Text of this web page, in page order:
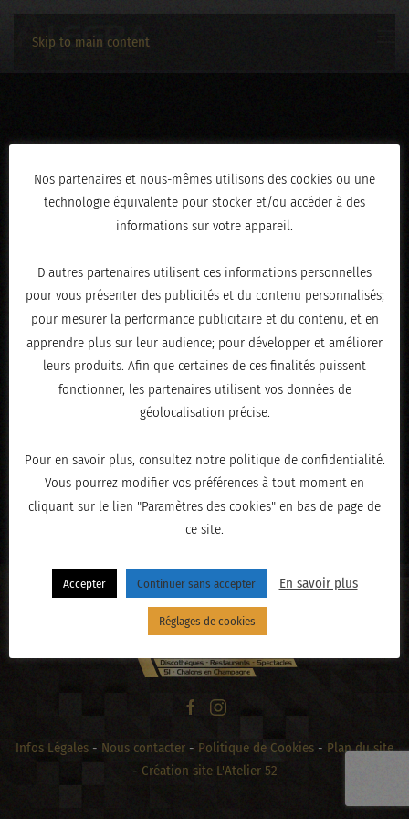
Skip to main content
3C2A4075
ÉCRIT LEFÉVRIER 19, 2026
« PRÉCÉDENT
Infos Légales - Nous contacter - Politique de Cookies - Plan du site
- Création site L'Atelier 52
Nos partenaires et nous-mêmes utilisons des cookies ou une
technologie équivalente pour stocker et/ou accéder à des
informations sur votre appareil.
D'autres partenaires utilisent ces informations personnelles
pour vous présenter des publicités et du contenu personnalisés;
pour mesurer la performance publicitaire et du contenu, et en
apprendre plus sur leur audience; pour développer et améliorer
leurs produits. Afin que certaines de ces finalités puissent
fonctionner, les partenaires utilisent vos données de
géolocalisation précise.
Pour en savoir plus, consultez notre politique de confidentialité.
Vous pourrez modifier vos préférences à tout moment en
cliquant sur le lien "Paramètres des cookies" en bas de page de
ce site.
Accepter Continuer sans accepter En savoir plus
Réglages de cookies